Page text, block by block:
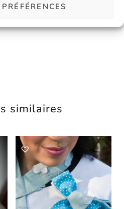
similaires